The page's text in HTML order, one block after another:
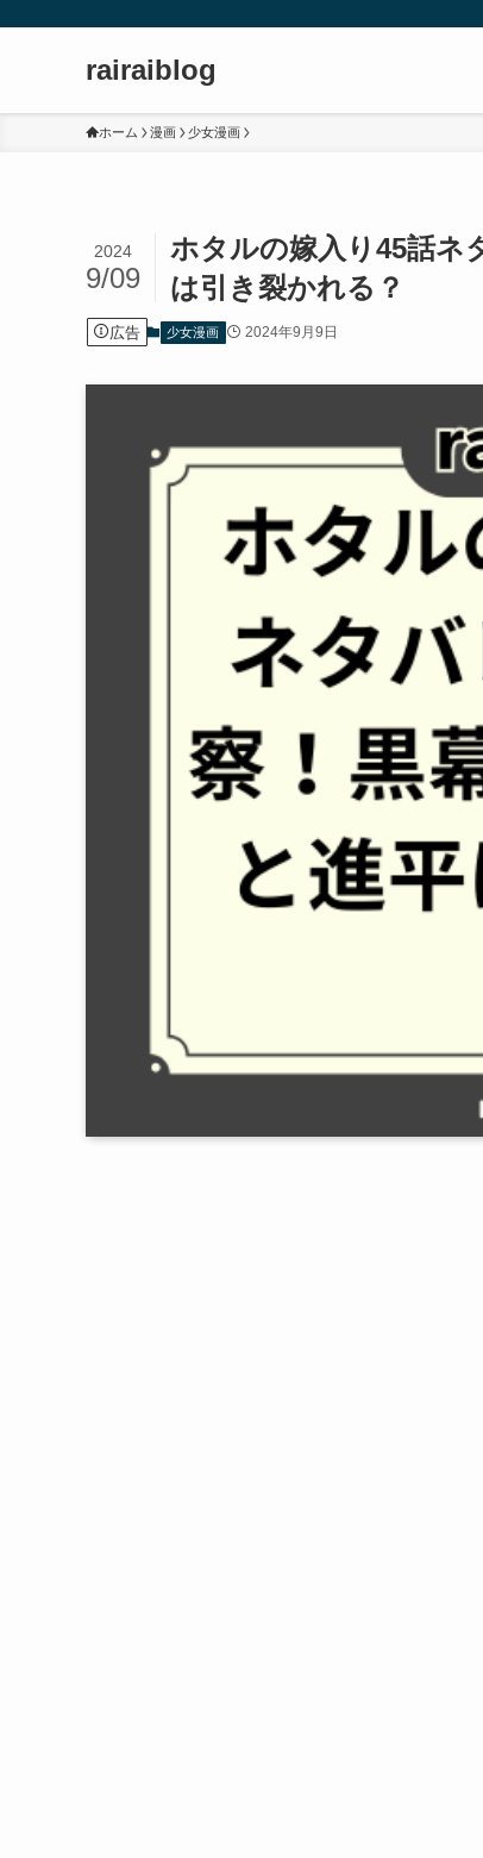
rairaiblog
ホーム 漫画 少女漫画
ホタルの嫁入り45話ネ
は引き裂かれる？
2024
9/09
広告 少女漫画 2024年9月9日